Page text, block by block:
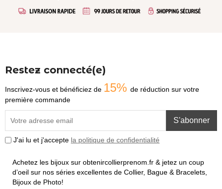
Restez connecté(e)
Inscrivez-vous et bénéficiez de 15% de réduction sur votre
première commande
S'abonner
J'ai lu et j'accepte la politique de confidentialité
Achetez les bijoux sur obtenircollierprenom.fr & jetez un coup
d’oeil sur nos séries excellentes de Collier, Bague & Bracelets,
Bijoux de Photo!